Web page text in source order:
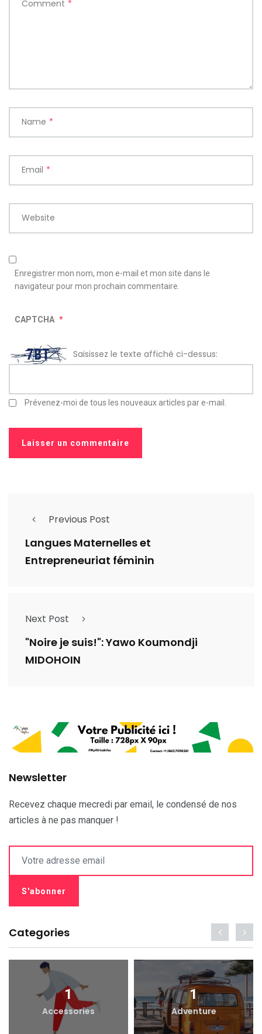
Comment *
Name *
Email *
Website
Enregistrer mon nom, mon e-mail et mon site dans le
navigateur pour mon prochain commentaire.
CAPTCHA *
Saisissez le texte affiché ci-dessus:
Prévenez-moi de tous les nouveaux articles par e-mail.
Previous Post
Langues Maternelles et
Entrepreneuriat féminin
Next Post
"Noire je suis!": Yawo Koumondji
MIDOHOIN
Newsletter
Recevez chaque mecredi par email, le condensé de nos
articles à ne pas manquer !
Categories
1
Accessories
1
Adventure